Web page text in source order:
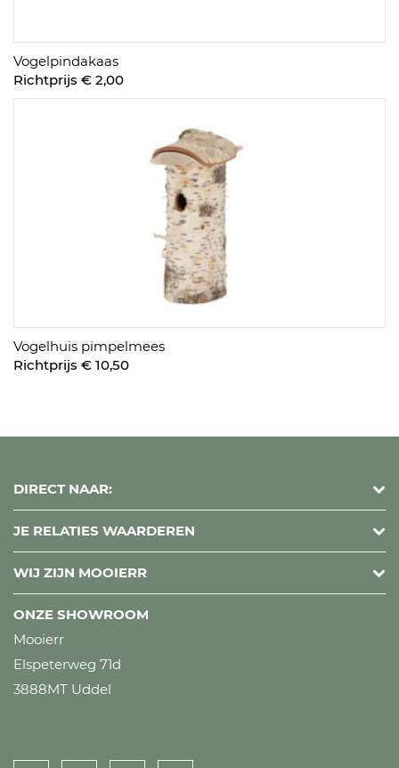
Vogelpindakaas
Richtprijs € 2,00
Vogelhuis pimpelmees
Richtprijs € 10,50
DIRECT NAAR:
JE RELATIES WAARDEREN
WIJ ZIJN MOOIERR
ONZE SHOWROOM
Mooierr
Elspeterweg 71d
3888MT Uddel